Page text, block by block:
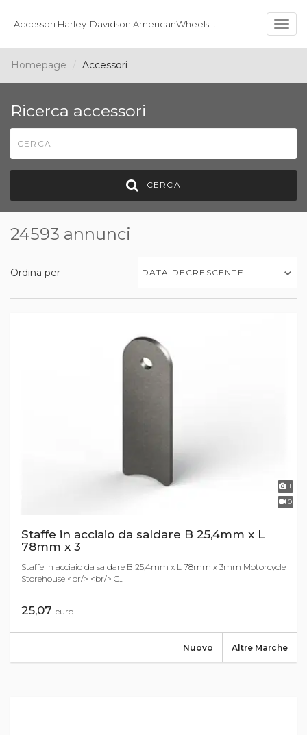
Accessori Harley-Davidson AmericanWheels.it
Homepage Accessori
Ricerca accessori
CERCA
24593 annunci
Ordina per DATA DECRESCENTE
1
0
Staffe in acciaio da saldare B 25,4mm x L
78mm x 3
Staffe in acciaio da saldare B 25,4mm x L 78mm x 3mm Motorcycle
Storehouse <br/> <br/> C...
25,07 euro
Altre Marche
Nuovo